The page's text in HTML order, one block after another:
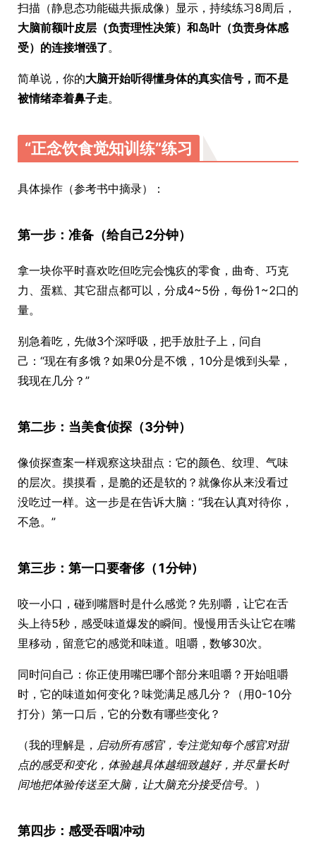
扫描（静息态功能磁共振成像）显示，持续练习8周后，
大脑前额叶皮层（负责理性决策）和岛叶（负责身体感
受）的连接增强了。
简单说，你的大脑开始听得懂身体的真实信号，而不是
被情绪牵着鼻子走。
“正念饮食觉知训练”练习
具体操作（参考书中摘录）：
第一步：准备（给自己2分钟）
拿一块你平时喜欢吃但吃完会愧疚的零食，曲奇、巧克
力、蛋糕、其它甜点都可以，分成4~5份，每份1~2口的
量。
别急着吃，先做3个深呼吸，把手放肚子上，问自
己：“现在有多饿？如果0分是不饿，10分是饿到头晕，
我现在几分？”
第二步：当美食侦探（3分钟）
像侦探查案一样观察这块甜点：它的颜色、纹理、气味
的层次。摸摸看，是脆的还是软的？就像你从来没看过
没吃过一样。这一步是在告诉大脑：“我在认真对待你，
不急。”
第三步：第一口要奢侈（1分钟）
咬一小口，碰到嘴唇时是什么感觉？先别嚼，让它在舌
头上待5秒，感受味道爆发的瞬间。慢慢用舌头让它在嘴
里移动，留意它的感觉和味道。咀嚼，数够30次。
同时问自己：你正使用嘴巴哪个部分来咀嚼？开始咀嚼
时，它的味道如何变化？味觉满足感几分？（用0-10分
打分）第一口后，它的分数有哪些变化？
（我的理解是， 启动所有感官，专注觉知每个感官对甜
点的感受和变化，体验越具体越细致越好，并尽量长时
间地把体验传送至大脑，让大脑充分接受信号。）
第四步：感受吞咽冲动